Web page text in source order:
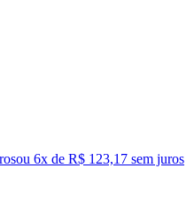
ou 6x de R$ 123,17 sem juros